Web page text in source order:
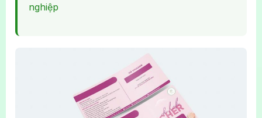
nghiệp